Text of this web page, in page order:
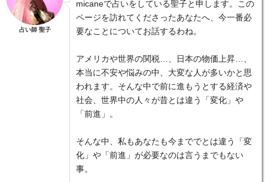
占い師 聖子
micaneで占いをしている聖子と申します。この
ページを訪れてくださったあなたへ、今一番必
要なことについてお話するわね。
アメリカや世界の関税…、日本の物価上昇…、
本当に不安や悩みの中、大変な人が多いかと思
われます。そんな中で前に進もうとする経済や
社会、世界中の人々が昔とは違う「変化」や
「前進」。
そんな中、私もあなたも今まででとは違う「変
化」や「前進」が必要なのは言うまでもない
事。